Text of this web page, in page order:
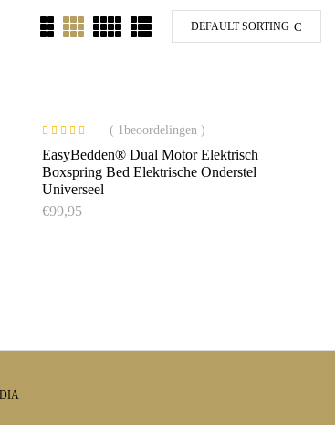
DEFAULT SORTING
4.00uit 5
( 1beoordelingen )
EasyBedden® Dual Motor Elektrisch
Boxspring Bed Elektrische Onderstel
Universeel
€99,95